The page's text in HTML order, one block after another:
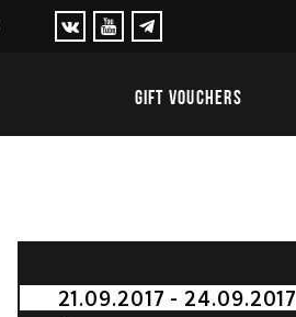
GIFT VOUCHERS
21.09.2017 - 24.09.2017